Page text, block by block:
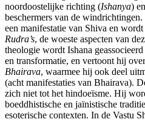
noordoostelijke richting (Ishanya)
beschermers van de
een manifestatie van Shiva en
Rudra’s, de woeste aspecten van
theologie wordt Ishana
en transformatie, en vertoont hij
Bhairava, waarmee hij ook deel
(acht manifestaties van Bhairava).
zich niet tot het hindoeïsme. Hij
boeddhistische en jaïnistische
esoterische contexten. In de Vastu